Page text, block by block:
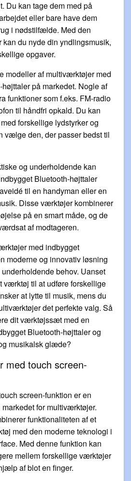
Du kan tage dem med på
eller bare have dem
i nødstilfælde. Med den
du nyde din yndlingsmusik,
opgaver.
modeller af multiværktøjer med
på markedet. Nogle af
funktioner som f.eks. FM-radio
til håndfri opkald. Du kan
forskellige lydstyrker og
vælge den, der passer bedst til
og underholdende kan
Bluetooth-højttaler
til en handyman eller en
Disse værktøjer kombinerer
på en smart måde, og de
af modtageren.
med indbygget
moderne og innovativ løsning
behov. Uanset
værktøj til at udføre forskellige
at lytte til musik, mens du
det perfekte valg. Så
dit værktøjssæt med en
Bluetooth-højttaler og
musikalsk glæde?
med touch screen-
screen-funktion er en
for multiværktøjer.
funktionaliteten af et
med den moderne teknologi i
Med denne funktion kan
mellem forskellige værktøjer
af blot en finger.